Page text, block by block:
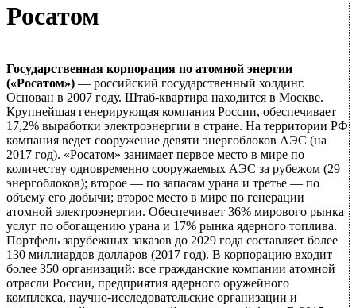
Росатом
Государственная корпорация по атомной энергии
(«Росатом») — российский государственный холдинг.
Основан в 2007 году. Штаб-квартира находится в Москве.
Крупнейшая генерирующая компания России, обеспечивает
17,2% выработки электроэнергии в стране. На территории РФ
компания ведет сооружение девяти энергоблоков АЭС (на
2017 год). «Росатом» занимает первое место в мире по
количеству одновременно сооружаемых АЭС за рубежом (29
энергоблоков); второе — по запасам урана и третье — по
объему его добычи; второе место в мире по генерации
атомной электроэнергии. Обеспечивает 36% мирового рынка
услуг по обогащению урана и 17% рынка ядерного топлива.
Портфель зарубежных заказов до 2029 года составляет более
130 миллиардов долларов (2017 год). В корпорацию входит
более 350 организаций: все гражданские компании атомной
отрасли России, предприятия ядерного оружейного
комплекса, научно-исследовательские организации и